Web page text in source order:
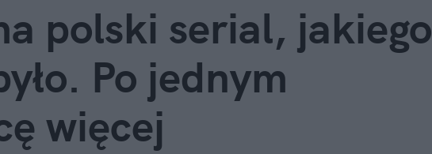
polski serial, jakiego
Po jednym
więcej